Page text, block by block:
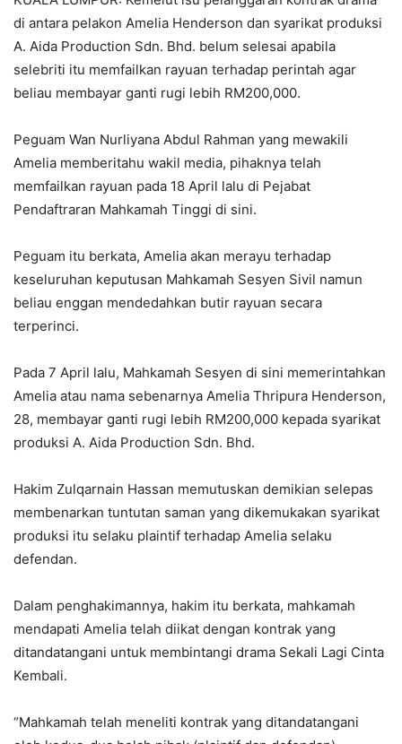
di antara pelakon Amelia Henderson dan syarikat produksi
A. Aida Production Sdn. Bhd. belum selesai apabila
selebriti itu memfailkan rayuan terhadap perintah agar
beliau membayar ganti rugi lebih RM200,000.
Peguam Wan Nurliyana Abdul Rahman yang mewakili
Amelia memberitahu wakil media, pihaknya telah
memfailkan rayuan pada 18 April lalu di Pejabat
Pendaftraran Mahkamah Tinggi di sini.
Peguam itu berkata, Amelia akan merayu terhadap
keseluruhan keputusan Mahkamah Sesyen Sivil namun
beliau enggan mendedahkan butir rayuan secara
terperinci.
Pada 7 April lalu, Mahkamah Sesyen di sini memerintahkan
Amelia atau nama sebenarnya Amelia Thripura Henderson,
28, membayar ganti rugi lebih RM200,000 kepada syarikat
produksi A. Aida Production Sdn. Bhd.
Hakim Zulqarnain Hassan memutuskan demikian selepas
membenarkan tuntutan saman yang dikemukakan syarikat
produksi itu selaku plaintif terhadap Amelia selaku
defendan.
Dalam penghakimannya, hakim itu berkata, mahkamah
mendapati Amelia telah diikat dengan kontrak yang
ditandatangani untuk membintangi drama Sekali Lagi Cinta
Kembali.
“Mahkamah telah meneliti kontrak yang ditandatangani